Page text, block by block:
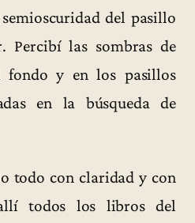
del pasillo
Percibí las sombras de
fondo y en los pasillos
en la búsqueda de
todo con claridad y con
todos los libros del